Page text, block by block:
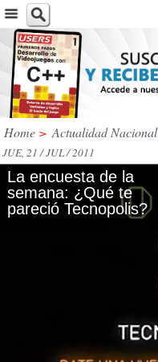
Home > Actualidad Nacional
JUE, 21 / JUL / 2011
La encuesta de la
semana: ¿Qué te
pareció Tecnopolis?